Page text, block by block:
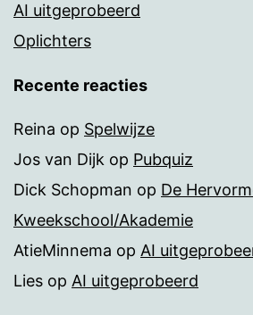
AI uitgeprobeerd
Oplichters
Recente reacties
Reina op Spelwijze
Jos van Dijk op Pubquiz
Dick Schopman op De
Kweekschool/Akademie
AtieMinnema op AI
Lies op AI uitgeprobeerd